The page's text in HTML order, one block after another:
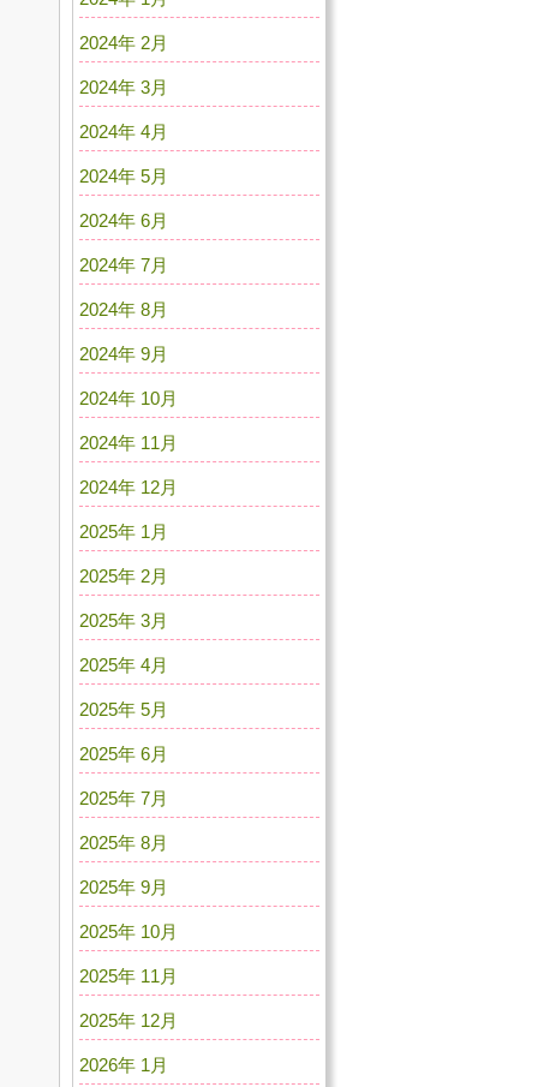
2024年 2月
2024年 3月
2024年 4月
2024年 5月
2024年 6月
2024年 7月
2024年 8月
2024年 9月
2024年 10月
2024年 11月
2024年 12月
2025年 1月
2025年 2月
2025年 3月
2025年 4月
2025年 5月
2025年 6月
2025年 7月
2025年 8月
2025年 9月
2025年 10月
2025年 11月
2025年 12月
2026年 1月